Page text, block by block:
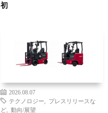
初
2026.08.07
テクノロジー
プレスリリースな
ど
動向/展望